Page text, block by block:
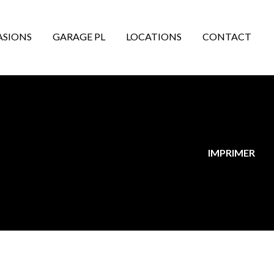
GARAGE PL LOCATIONS CONTACT
IMPRIMER